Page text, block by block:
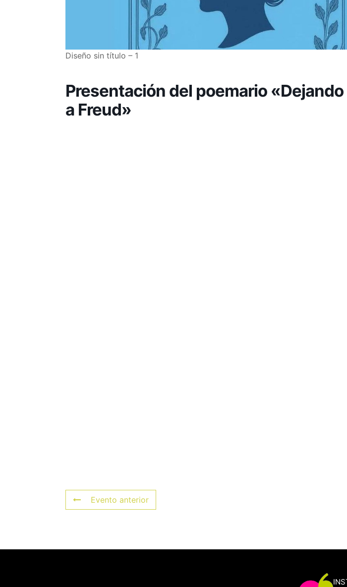
Diseño sin título – 1
Presentación del poemario «Dejando
a Freud»
Evento anterior